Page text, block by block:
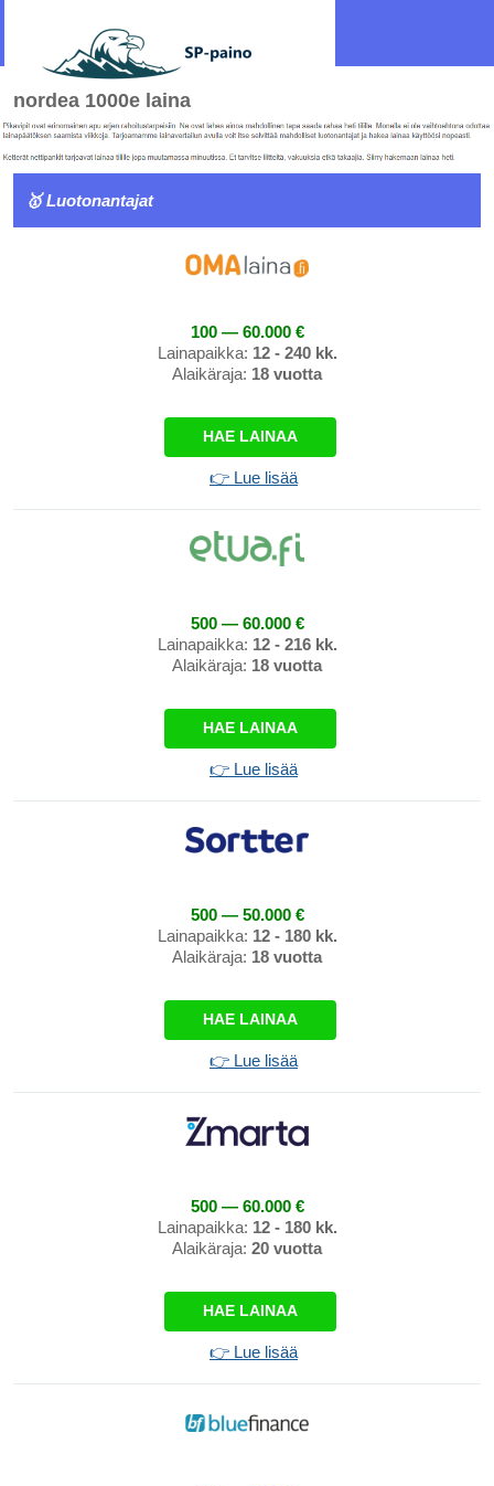
nordea 1000e laina
🥇 Luotonantajat
100 — 60.000 €
Lainapaikka: 12 - 240 kk.
Alaikäraja: 18 vuotta
HAE LAINAA
👉 Lue lisää
500 — 60.000 €
Lainapaikka: 12 - 216 kk.
Alaikäraja: 18 vuotta
HAE LAINAA
👉 Lue lisää
500 — 50.000 €
Lainapaikka: 12 - 180 kk.
Alaikäraja: 18 vuotta
HAE LAINAA
👉 Lue lisää
500 — 60.000 €
Lainapaikka: 12 - 180 kk.
Alaikäraja: 20 vuotta
HAE LAINAA
👉 Lue lisää